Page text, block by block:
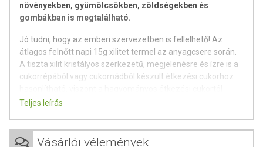
növényekben, gyümölcsökben, zöldségekben és
gombákban is megtalálható.
Jó tudni, hogy az emberi szervezetben is fellelhető! Az
átlagos felnőtt napi 15g xilitet termel az anyagcsere során.
A tiszta xilit kristályos szerkezetű, megjelenésre és ízre is a
cukorrépából vagy cukornádból készült étkezési cukorhoz
eltérő atomszerkezete és tápértéke miatt "cukormentes"
Természetesen a Xylitol rágógumi fogyasztása nem
Teljes leírás
Vásárlói vélemények